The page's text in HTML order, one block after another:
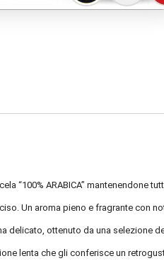
“100% ARABICA” mantenendone
Un aroma pieno e fragrante con
delicato, ottenuto da una selezione
lenta che gli conferisce un